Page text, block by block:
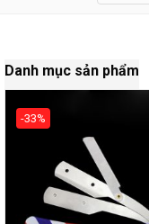
Danh mục sản phẩm
-33%